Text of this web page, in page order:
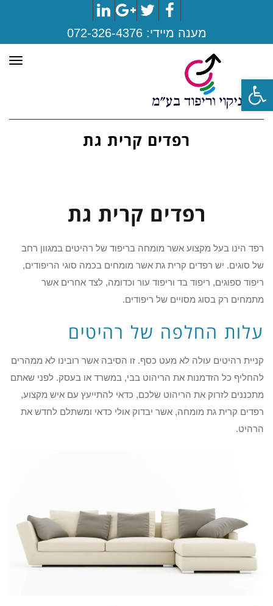
פתח סרגל נגישות
Facebook
Twitter
Google+
LinkedIn
מענה מיידי:072-326-4376
רפדים קרית גת
רפדים קרית גת
רפד הינו בעל מקצוע אשר מומחה בריפוד של רהיטים במגוון רחב
של סוגים. יש רפדים קרית גת אשר מומחים בכמה סוגי הריפודים,
ריפוד ספוגים, ריפוד בד וריפוד עור וכדומה, לצד אחרים אשר
מתמחים רק בסוג מסויים של ריפודים.
עלות החלפה של רהיטים
קניית רהיטים עולה לא מעט כסף. זו הסיבה אשר רובינו לא ממהרים
להחליף כל הזדמנות את הריהוט בבי, במשרד או בעסק. לפני שאתם
מתכננים לזרוק את הריהוט שלכם, כדאי להתייעץ עם איש מקצוע,
רפדים קרית גת מומחה, אשר יבדוק אולי כדאי ומשתלם לחדש את
הרהיט.